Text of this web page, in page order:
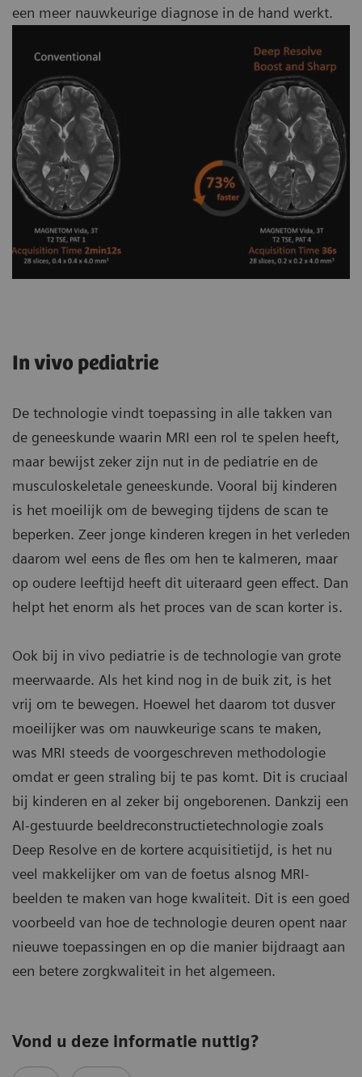
een meer nauwkeurige diagnose in de hand werkt.
In vivo pediatrie
De technologie vindt toepassing in alle takken van
de geneeskunde waarin MRI een rol te spelen heeft,
maar bewijst zeker zijn nut in de pediatrie en de
musculoskeletale geneeskunde. Vooral bij kinderen
is het moeilijk om de beweging tijdens de scan te
beperken. Zeer jonge kinderen kregen in het verleden
daarom wel eens de fles om hen te kalmeren, maar
op oudere leeftijd heeft dit uiteraard geen effect. Dan
helpt het enorm als het proces van de scan korter is.
Ook bij in vivo pediatrie is de technologie van grote
meerwaarde. Als het kind nog in de buik zit, is het
vrij om te bewegen. Hoewel het daarom tot dusver
moeilijker was om nauwkeurige scans te maken,
was MRI steeds de voorgeschreven methodologie
omdat er geen straling bij te pas komt. Dit is cruciaal
bij kinderen en al zeker bij ongeborenen. Dankzij een
AI-gestuurde beeldreconstructietechnologie zoals
Deep Resolve en de kortere acquisitietijd, is het nu
veel makkelijker om van de foetus alsnog MRI-
beelden te maken van hoge kwaliteit. Dit is een goed
voorbeeld van hoe de technologie deuren opent naar
nieuwe toepassingen en op die manier bijdraagt aan
een betere zorgkwaliteit in het algemeen.
Vond u deze informatie nuttig?